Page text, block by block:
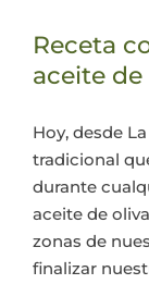
Receta
aceite de
Hoy, desde
tradicional
durante
aceite de
zonas de
finalizar